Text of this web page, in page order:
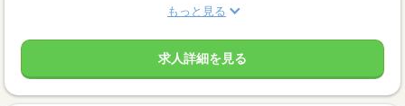
もっと見る
求人詳細を見る